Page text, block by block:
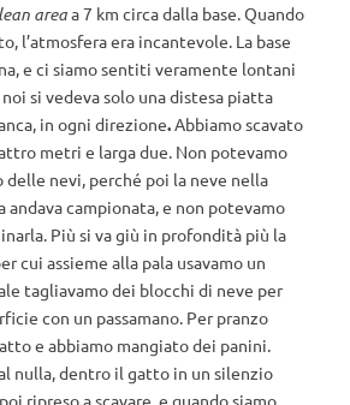
areaa 7 km circa dalla base. Quando
l’atmosfera era incantevole. La base
e ci siamo sentiti veramente lontani
si vedeva solo una distesa piatta
in ogni direzione.Abbiamo scavato
metri e larga due. Non potevamo
delle nevi, perché poi la neve nella
campionata, e non potevamo
Più si va giù in profondità più la
cui assieme alla pala usavamo un
tagliavamo dei blocchi di neve per
con un passamano. Per pranzo
e abbiamo mangiato dei panini.
nulla, dentro il gatto in un silenzio
ripreso a scavare, e quando siamo